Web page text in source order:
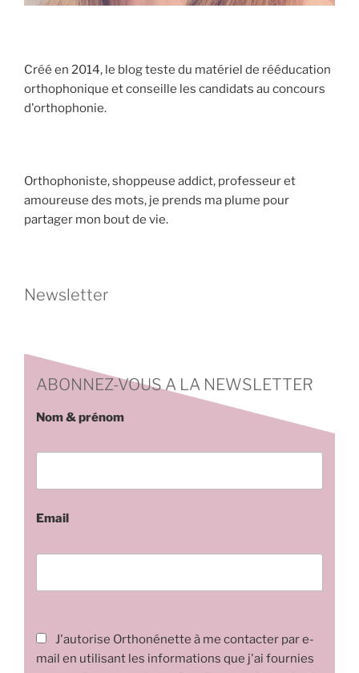
Créé en 2014, le blog teste du matériel de rééducation
orthophonique et conseille les candidats au concours
d'orthophonie.
Orthophoniste, shoppeuse addict, professeur et
amoureuse des mots, je prends ma plume pour
partager mon bout de vie.
Newsletter
ABONNEZ-VOUS A LA NEWSLETTER
Nom & prénom
Email
J'autorise Orthonénette à me contacter par e-
mail en utilisant les informations que j'ai fournies